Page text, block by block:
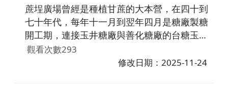
蔗埕廣場曾經是種植甘蔗的大本營，在四十到
七十年代，每年十一月到翌年四月是糖廠製糖
開工期，連接玉井糖廠與善化糖廠的台糖玉善
線小火車總是特別忙碌，人車出入頻繁，可以
說熱鬧萬分，小朋友也會來此嬉戲，甚至偶爾
觀看次數293
修改日期：2025-11-24